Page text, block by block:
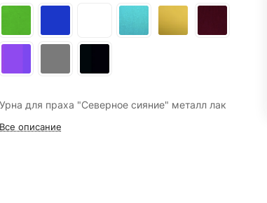
Урна для праха "Северное сияние" металл лак
Все описание